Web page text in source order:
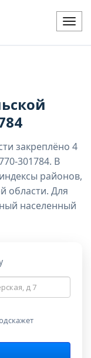
закреплёно 4
301784. В
районов,
области. Для
населенный